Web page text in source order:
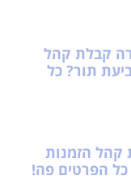
קבלת קהל
תור? כל
קהל הזמנות
כל הפרטים פה!